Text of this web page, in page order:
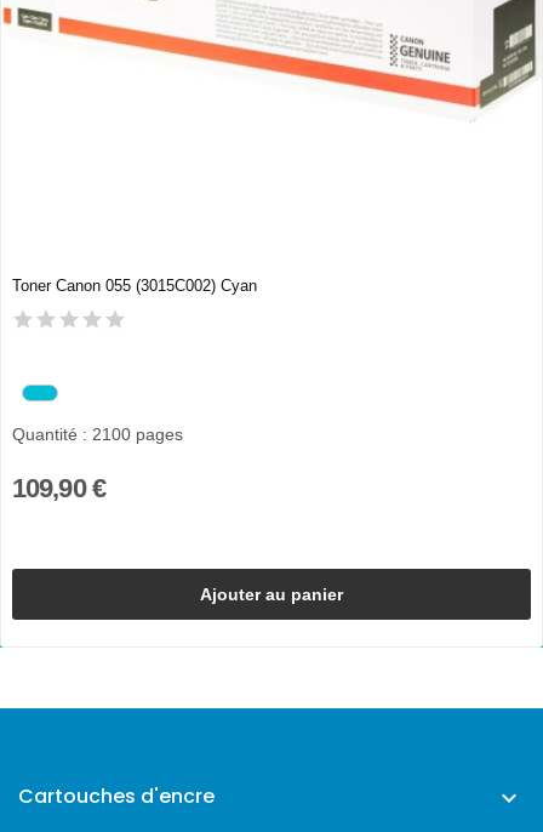
Toner Canon 055 (3015C002) Cyan
Quantité : 2100 pages
109,90 €
Ajouter au panier
Cartouches d'encre 